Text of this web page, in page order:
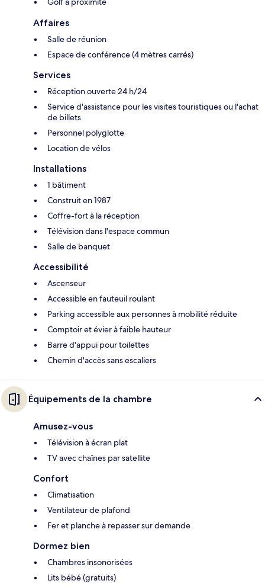
Affaires
Salle de réunion
Espace de conférence (4 mètres carrés)
Services
Réception ouverte 24 h/24
Service d'assistance pour les visites touristiques ou l'achat
de billets
Personnel polyglotte
Location de vélos
Installations
1 bâtiment
Construit en 1987
Coffre-fort à la réception
Télévision dans l'espace commun
Salle de banquet
Accessibilité
Ascenseur
Accessible en fauteuil roulant
Parking accessible aux personnes à mobilité réduite
Comptoir et évier à faible hauteur
Barre d'appui pour toilettes
Chemin d'accès sans escaliers
Équipements de la chambre
Amusez-vous
Télévision à écran plat
TV avec chaînes par satellite
Confort
Climatisation
Ventilateur de plafond
Fer et planche à repasser sur demande
Dormez bien
Chambres insonorisées
Lits bébé (gratuits)